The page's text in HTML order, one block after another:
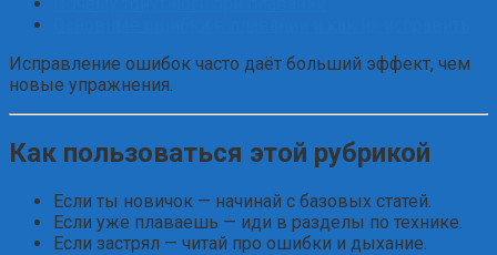
Исправление ошибок часто даёт больший эффект, чем
новые упражнения.
Как пользоваться этой рубрикой
Если ты новичок — начинай с базовых статей.
Если уже плаваешь — иди в разделы по технике.
Если застрял — читай про ошибки и дыхание.